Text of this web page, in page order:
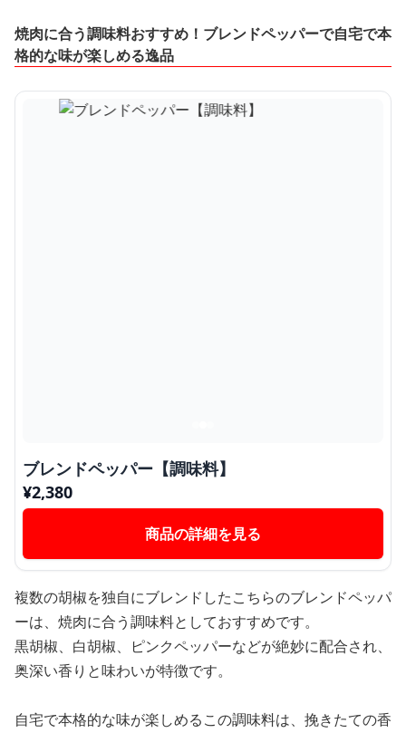
焼肉に合う調味料おすすめ！ブレンドペッパーで自宅で本
格的な味が楽しめる逸品
ブレンドペッパー【調味料】
¥2,380
商品の詳細を見る
複数の胡椒を独自にブレンドしたこちらのブレンドペッパ
ーは、焼肉に合う調味料としておすすめです。
黒胡椒、白胡椒、ピンクペッパーなどが絶妙に配合され、
奥深い香りと味わいが特徴です。
自宅で本格的な味が楽しめるこの調味料は、挽きたての香